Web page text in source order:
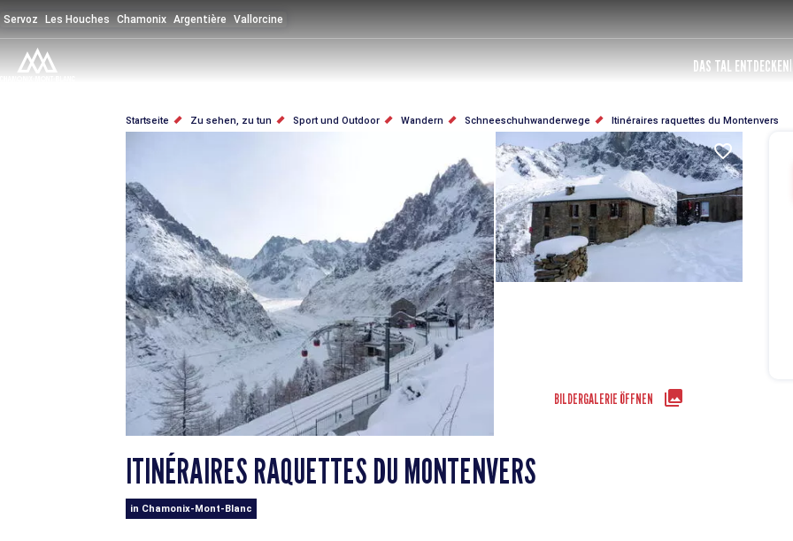
zum
Inhalt
Servoz Les Houches Chamonix Argentière Vallorcine
DAS TAL ENTDECKEN
PFADNAVIGATION
Startseite Zu sehen, zu tun Sport und Outdoor Wandern Schneeschuhwanderwege Itinéraires raquettes du Montenvers
BILDERGALERIE ÖFFNEN
ITINÉRAIRES RAQUETTES DU MONTENVERS
in Chamonix-Mont-Blanc